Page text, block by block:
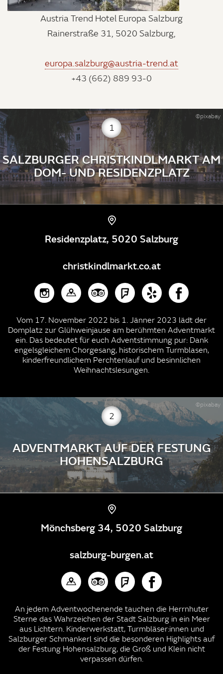
Austria Trend Hotel Europa Salzburg
Rainerstraße 31, 5020 Salzburg,
europa.salzburg@austria-trend.at
+43 (662) 889 93-0
1
SALZBURGER CHRISTKINDLMARKT AM
DOM- UND RESIDENZPLATZ
Residenzplatz, 5020 Salzburg
christkindlmarkt.co.at
Vom 17. November 2022 bis 1. Jänner 2023 lädt der
Domplatz zur Glühweinjause am berühmten Adventmarkt
ein. Das bedeutet für euch Adventstimmung pur: Dank
engelsgleichem Chorgesang, historischem Turmblasen,
kinderfreundlichem Perchtenlauf und besinnlichen
Weihnachtslesungen.
©pixabay
2
ADVENTMARKT AUF DER FESTUNG
HOHENSALZBURG
Mönchsberg 34, 5020 Salzburg
salzburg-burgen.at
An jedem Adventwochenende tauchen die Herrnhuter
Sterne das Wahrzeichen der Stadt Salzburg in ein Meer
aus Lichtern. Kinderwerkstatt, Turmbläser:innen und
Salzburger Schmankerl sind die besonderen Highlights auf
der Festung Hohensalzburg, die Groß und Klein nicht
verpassen dürfen.
©pixabay